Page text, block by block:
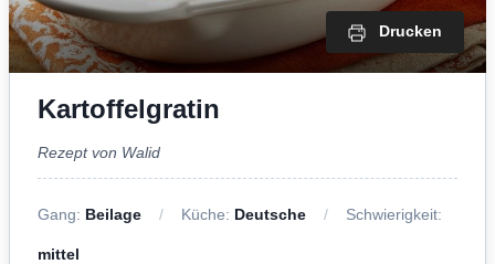
Drucken
Kartoffelgratin
Rezept von Walid
Gang: Beilage Küche: Deutsche Schwierigkeit:
mittel